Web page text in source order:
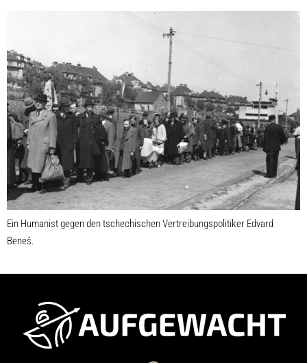
Ein Humanist gegen den tschechischen Vertreibungspolitiker Edvard
Beneš.